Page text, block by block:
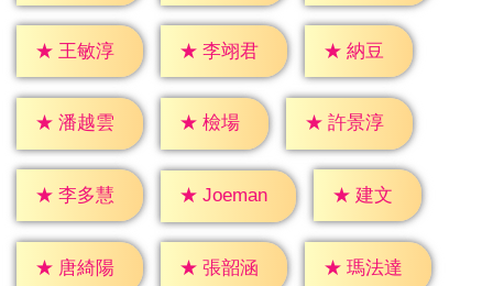
★ 王敏淳 ★ 李翊君 ★ 納豆
★ 潘越雲 ★ 檢場 ★ 許景淳
★ 李多慧 ★ Joeman ★ 建文
★ 唐綺陽 ★ 張韶涵 ★ 瑪法達